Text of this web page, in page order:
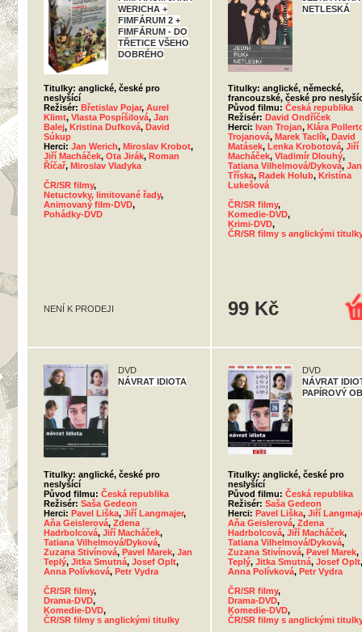
WERICHA +
FIMFÁRUM 2 +
FIMFÁRUM - DO
TŘETICE VŠEHO
DOBRÉHO
Titulky: anglické, české pro
neslyšící
Režisér: Břetislav Pojar, Aurel
Klimt, Vlasta Pospíšilová, Jan
Balej, Kristina Dufková, David
Súkup
Herci: Jan Werich, Miroslav Krobot,
Jiří Macháček, Ota Jirák, Roman
Říčař, Miroslav Vladyka
ČR/SR filmy,
Netuctovky, limitované řady,
Animovaný film-DVD,
Pohádky-DVD
NENÍ K PRODEJI
NETLESKÁ
Titulky: anglické, německé,
francouzské, české pro
Původ filmu: Česká republika
Režisér: David Ondříček
Herci: Ivan Trojan, Klára
Trojanová, Marek Taclík, David
Matásek, Lenka Krobotová, Jiří
Macháček, Vladimír Dlouhý,
Tatiana Vilhelmová/Dyková, Jan
Tříska, Radek Holub, Kristína
Lukešová
ČR/SR filmy,
Komedie-DVD,
Krimi-DVD,
ČR/SR filmy s anglickými
99 Kč
DVD
NÁVRAT IDIOTA
Titulky: anglické, české pro
neslyšící
Původ filmu: Česká republika
Režisér: Saša Gedeon
Herci: Pavel Liška, Jiří Langmajer,
Aňa Geislerová, Zdena
Hadrbolcová, Jiří Macháček,
Tatiana Vilhelmová/Dyková,
Zuzana Stivínová, Pavel Marek, Jan
Teplý, Jitka Smutná, Josef Oplt,
Anna Polívková, Petr Vydra
ČR/SR filmy,
Drama-DVD,
Komedie-DVD,
ČR/SR filmy s anglickými titulky
DVD
NÁVRAT
PAPÍROVÝ
Titulky: anglické, české pro
neslyšící
Původ filmu: Česká republika
Režisér: Saša Gedeon
Herci: Pavel Liška, Jiří
Aňa Geislerová, Zdena
Hadrbolcová, Jiří Macháček,
Tatiana Vilhelmová/Dyková,
Zuzana Stivínová, Pavel Marek,
Teplý, Jitka Smutná, Josef Oplt,
Anna Polívková, Petr Vydra
ČR/SR filmy,
Drama-DVD,
Komedie-DVD,
ČR/SR filmy s anglickými